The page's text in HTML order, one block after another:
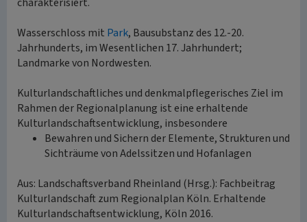
Wasserschloss mit Park, Bausubstanz des 12.-20.
Jahrhunderts, im Wesentlichen 17. Jahrhundert;
Landmarke von Nordwesten.
Kulturlandschaftliches und denkmalpflegerisches Ziel im
Rahmen der Regionalplanung ist eine erhaltende
Kulturlandschaftsentwicklung, insbesondere
Bewahren und Sichern der Elemente, Strukturen und
Sichträume von Adelssitzen und Hofanlagen
Aus: Landschaftsverband Rheinland (Hrsg.): Fachbeitrag
Kulturlandschaft zum Regionalplan Köln. Erhaltende
Kulturlandschaftsentwicklung, Köln 2016.